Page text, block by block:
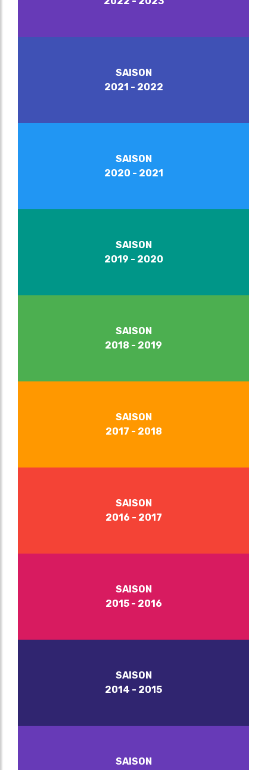
SAISON
2021 - 2022
SAISON
2020 - 2021
SAISON
2019 - 2020
SAISON
2018 - 2019
SAISON
2017 - 2018
SAISON
2016 - 2017
SAISON
2015 - 2016
SAISON
2014 - 2015
SAISON